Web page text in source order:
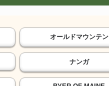
オールドマウンテン
ナンガ